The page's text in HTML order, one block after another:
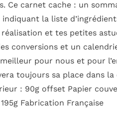
Ce carnet cache : un
la liste
et tes petites
conversions et un
pour nous et pour
toujours sa place dans la
: 90g offset Papier
Fabrication Française